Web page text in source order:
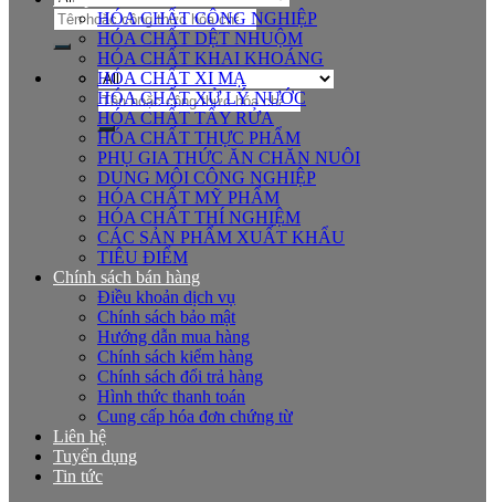
Tìm
kiếm:
Tìm
kiếm:
HÓA CHẤT CÔNG NGHIỆP
HÓA CHẤT DỆT NHUỘM
HÓA CHẤT KHAI KHOÁNG
HÓA CHẤT XI MẠ
HÓA CHẤT XỬ LÝ NƯỚC
HÓA CHẤT TẨY RỬA
HÓA CHẤT THỰC PHẨM
PHỤ GIA THỨC ĂN CHĂN NUÔI
DUNG MÔI CÔNG NGHIỆP
HÓA CHẤT MỸ PHẨM
HÓA CHẤT THÍ NGHIỆM
CÁC SẢN PHẨM XUẤT KHẨU
TIÊU ĐIỂM
Chính sách bán hàng
Điều khoản dịch vụ
Chính sách bảo mật
Hướng dẫn mua hàng
Chính sách kiểm hàng
Chính sách đổi trả hàng
Hình thức thanh toán
Cung cấp hóa đơn chứng từ
Liên hệ
Tuyển dụng
Tin tức